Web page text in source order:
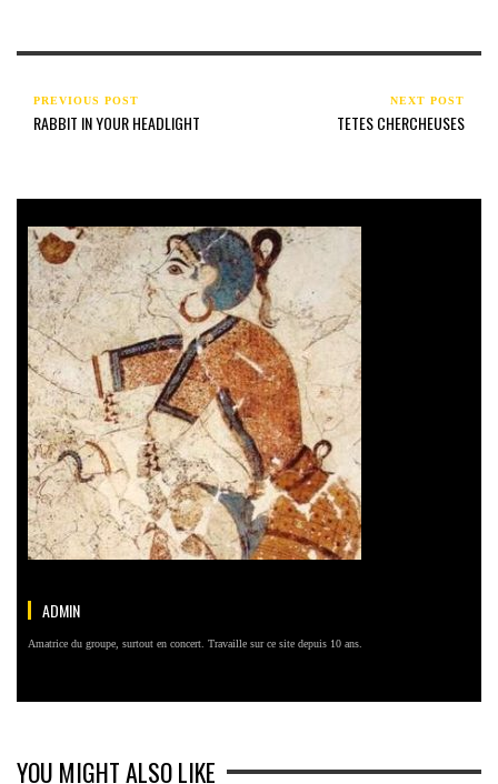
PREVIOUS POST
RABBIT IN YOUR HEADLIGHT
NEXT POST
TETES CHERCHEUSES
ADMIN
Amatrice du groupe, surtout en concert. Travaille sur ce site depuis 10 ans.
YOU MIGHT ALSO LIKE